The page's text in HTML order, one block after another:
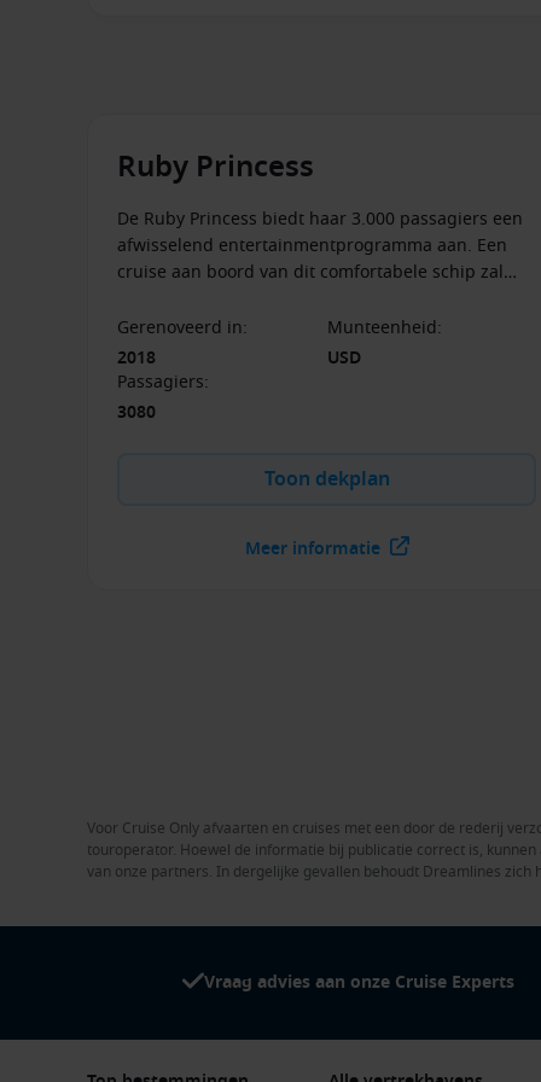
Ruby Princess
De Ruby Princess biedt haar 3.000 passagiers een
afwisselend entertainmentprogramma aan. Een
cruise aan boord van dit comfortabele schip zal
bestemmingen.
Gerenoveerd in:
2018
Munteenheid:
USD
Passagiers:
3080
Toon dekplan
Meer informatie
Voor Cruise Only afvaarten en cruises met een door de rederij
touroperator. Hoewel de informatie bij publicatie correct is,
van onze partners. In dergelijke gevallen behoudt Dreamlines
Vraag advies aan onze Cruise Experts